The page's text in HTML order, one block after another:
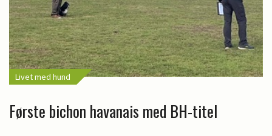
Livet med hund
Første bichon havanais med BH-titel